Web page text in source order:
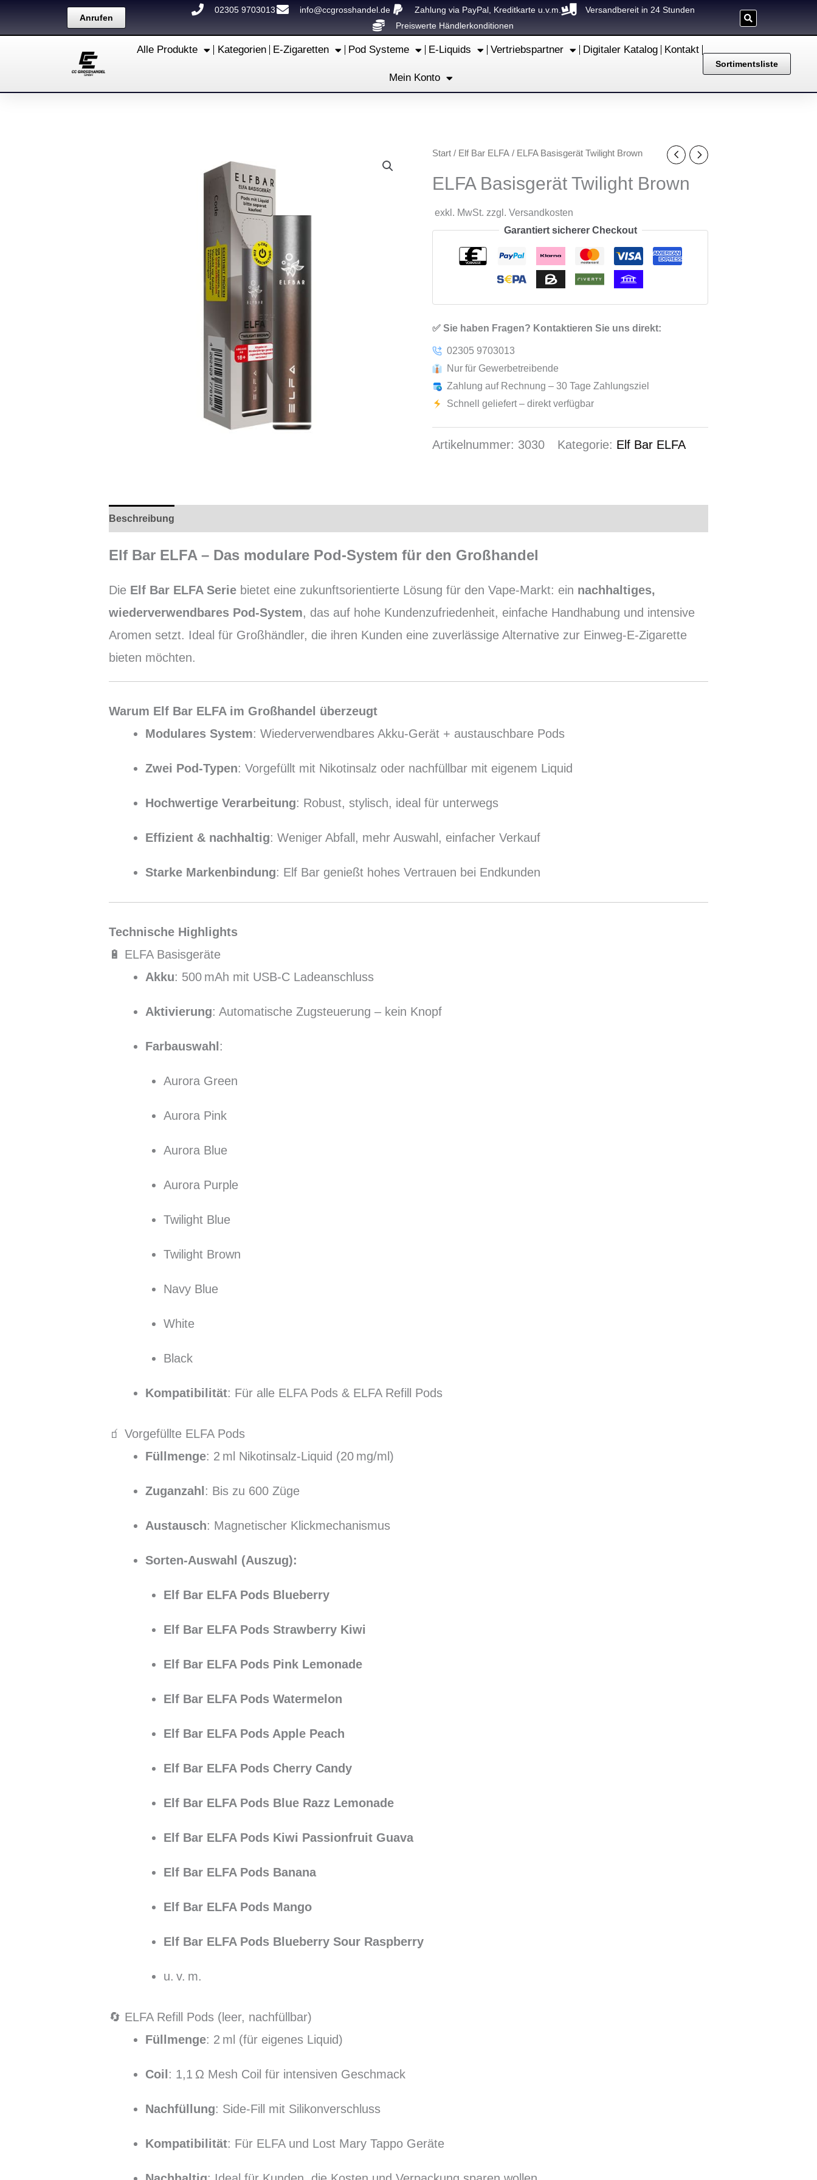
Anrufen
02305 9703013 info@ccgrosshandel.de Zahlung via PayPal, Kreditkarte u.v.m.
Versandbereit in 24 Stunden
Preiswerte Händlerkonditionen
Alle Produkte Kategorien E-Zigaretten Pod Systeme E-Liquids Vertriebspartner Digitaler Katalog Kontakt
Mein Konto
Sortimentsliste
Start / Elf Bar ELFA / ELFA Basisgerät Twilight Brown
ELFA Basisgerät Twilight Brown
exkl. MwSt. zzgl. Versandkosten
Garantiert sicherer Checkout
✅ Sie haben Fragen? Kontaktieren Sie uns direkt:
02305 9703013
Nur für Gewerbetreibende
Zahlung auf Rechnung – 30 Tage Zahlungsziel
Schnell geliefert – direkt verfügbar
Artikelnummer: 3030 Kategorie: Elf Bar ELFA
Beschreibung
Elf Bar ELFA – Das modulare Pod-System für den Großhandel
Die Elf Bar ELFA Seriebietet eine zukunftsorientierte Lösung für den Vape-Markt: ein nachhaltiges,
wiederverwendbares Pod-System, das auf hohe Kundenzufriedenheit, einfache Handhabung und intensive
Aromen setzt. Ideal für Großhändler, die ihren Kunden eine zuverlässige Alternative zur Einweg-E-Zigarette
bieten möchten.
Warum Elf Bar ELFA im Großhandel überzeugt
Modulares System: Wiederverwendbares Akku-Gerät + austauschbare Pods
Zwei Pod-Typen: Vorgefüllt mit Nikotinsalz oder nachfüllbar mit eigenem Liquid
Hochwertige Verarbeitung: Robust, stylisch, ideal für unterwegs
Effizient & nachhaltig: Weniger Abfall, mehr Auswahl, einfacher Verkauf
Starke Markenbindung: Elf Bar genießt hohes Vertrauen bei Endkunden
Technische Highlights
🔋 ELFA Basisgeräte
Akku: 500 mAh mit USB-C Ladeanschluss
Aktivierung: Automatische Zugsteuerung – kein Knopf
Farbauswahl :
Aurora Green
Aurora Pink
Aurora Blue
Aurora Purple
Twilight Blue
Twilight Brown
Navy Blue
White
Black
Kompatibilität: Für alle ELFA Pods & ELFA Refill Pods
🧃 Vorgefüllte ELFA Pods
Füllmenge: 2 ml Nikotinsalz-Liquid (20 mg/ml)
Zuganzahl : Bis zu 600 Züge
Austausch: Magnetischer Klickmechanismus
Sorten-Auswahl (Auszug):
Elf Bar ELFA Pods Blueberry
Elf Bar ELFA Pods Strawberry Kiwi
Elf Bar ELFA Pods Pink Lemonade
Elf Bar ELFA Pods Watermelon
Elf Bar ELFA Pods Apple Peach
Elf Bar ELFA Pods Cherry Candy
Elf Bar ELFA Pods Blue Razz Lemonade
Elf Bar ELFA Pods Kiwi Passionfruit Guava
Elf Bar ELFA Pods Banana
Elf Bar ELFA Pods Mango
Elf Bar ELFA Pods Blueberry Sour Raspberry
u. v. m.
🔄 ELFA Refill Pods (leer, nachfüllbar)
Füllmenge: 2 ml (für eigenes Liquid)
Coil : 1,1 Ω Mesh Coil für intensiven Geschmack
Nachfüllung: Side-Fill mit Silikonverschluss
Kompatibilität: Für ELFA und Lost Mary Tappo Geräte